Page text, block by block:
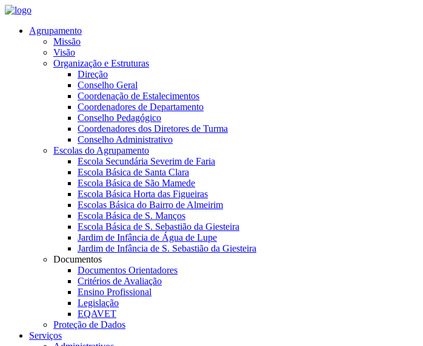
Agrupamento
Missão
Visão
Organização e Estruturas
Direção
Conselho Geral
Coordenação de Estalecimentos
Coordenadores de Departamento
Conselho Pedagógico
Coordenadores dos Diretores de Turma
Conselho Administrativo
Escolas do Agrupamento
Escola Secundária Severim de Faria
Escola Básica de Santa Clara
Escola Básica de São Mamede
Escola Básica Horta das Figueiras
Escolas Básica do Bairro de Almeirim
Escola Básica de S. Manços
Escola Básica de S. Sebastião da Giesteira
Jardim de Infância de Água de Lupe
Jardim de Infância de S. Sebastião da Giesteira
Documentos
Documentos Orientadores
Critérios de Avaliação
Ensino Profissional
Legislação
EQAVET
Proteção de Dados
Serviços